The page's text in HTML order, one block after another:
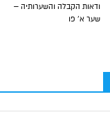
ודאות הקבלה והשערותיה –
שער א’ פו